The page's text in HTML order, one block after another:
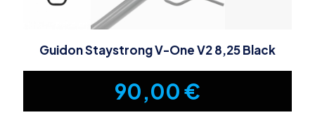
Guidon Staystrong V-One V2 8,25 Black
90,00€